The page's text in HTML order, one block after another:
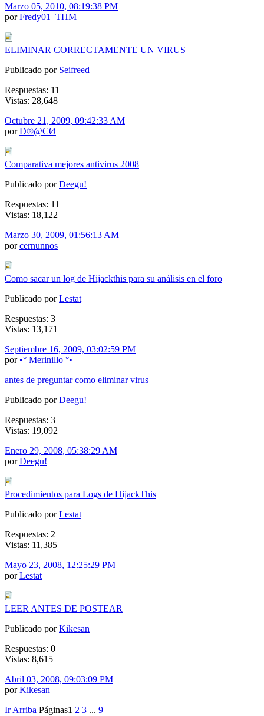
Marzo 05, 2010, 08:19:38 PM
porFredy01_THM
ELIMINAR CORRECTAMENTE UN VIRUS
Publicado por Seifreed
Respuestas: 11
Vistas: 28,648
Octubre 21, 2009, 09:42:33 AM
porÐ®@CØ
Comparativa mejores antivirus 2008
Publicado porDeegu!
Respuestas: 11
Vistas: 18,122
Marzo 30, 2009, 01:56:13 AM
porcernunnos
Como sacar un log de Hijackthis para su análisis en el foro
Publicado porLestat
Respuestas: 3
Vistas: 13,171
Septiembre 16, 2009, 03:02:59 PM
por •° Merinillo °•
antes de preguntar como eliminar virus
Publicado porDeegu!
Respuestas: 3
Vistas: 19,092
Enero 29, 2008, 05:38:29 AM
porDeegu!
Procedimientos para Logs de HijackThis
Publicado porLestat
Respuestas: 2
Vistas: 11,385
Mayo 23, 2008, 12:25:29 PM
porLestat
LEER ANTES DE POSTEAR
Publicado porKikesan
Respuestas: 0
Vistas: 8,615
Abril 03, 2008, 09:03:09 PM
porKikesan
Ir Arriba Páginas1 2 3 ... 9